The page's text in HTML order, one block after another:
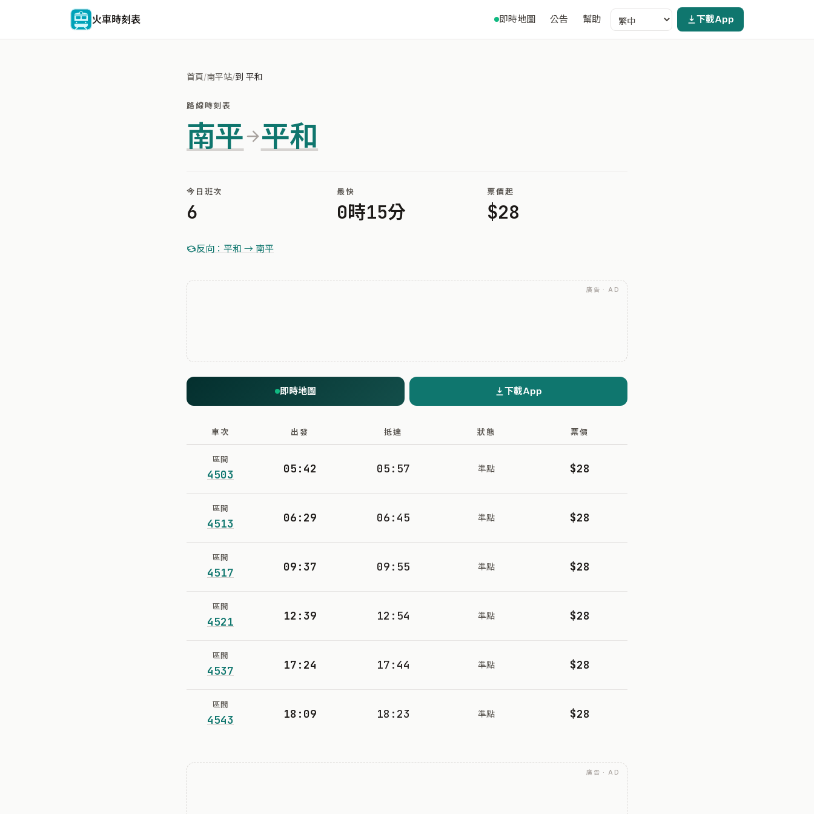
火車時刻表 即時地圖 公告 幫助 下載App
首頁/南平站/到 平和
路線時刻表
南平 平和
今日班次
6
最快
0時15分
票價起
$28
反向：平和 → 南平
廣告 · AD
即時地圖 下載App
車次 出發 抵達 狀態 票價
區間
4503 05:42 05:57 準點 $28
區間
4513 06:29 06:45 準點 $28
區間
4517 09:37 09:55 準點 $28
區間
4521 12:39 12:54 準點 $28
區間
4537 17:24 17:44 準點 $28
區間
4543 18:09 18:23 準點 $28
廣告 · AD